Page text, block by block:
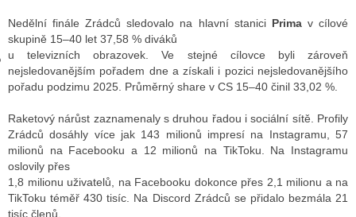
STARŠÍCH DISKUZÍ
Nedělní finále Zrádců sledovalo na hlavní stanici Primav cílové
skupině 15–40 let 37,58 % diváků
u televizních obrazovek. Ve stejné cílovce byli zároveň
nejsledovanějším pořadem dne a získali i pozici nejsledovanějšího
pořadu podzimu 2025. Průměrný share v CS 15–40 činil 33,02 %.
Raketový nárůst zaznamenaly s druhou řadou i sociální sítě. Profily
Zrádců dosáhly více jak 143 milionů impresí na Instagramu, 57
milionů na Facebooku a 12 milionů na TikToku. Na Instagramu
oslovily přes
1,8 milionu uživatelů, na Facebooku dokonce přes 2,1 milionu a na
TikToku téměř 430 tisíc. Na Discord Zrádců se přidalo bezmála 21
tisíc členů.